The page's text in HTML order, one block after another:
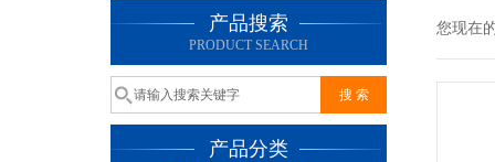
产品搜索
PRODUCT SEARCH
产品分类
您现在